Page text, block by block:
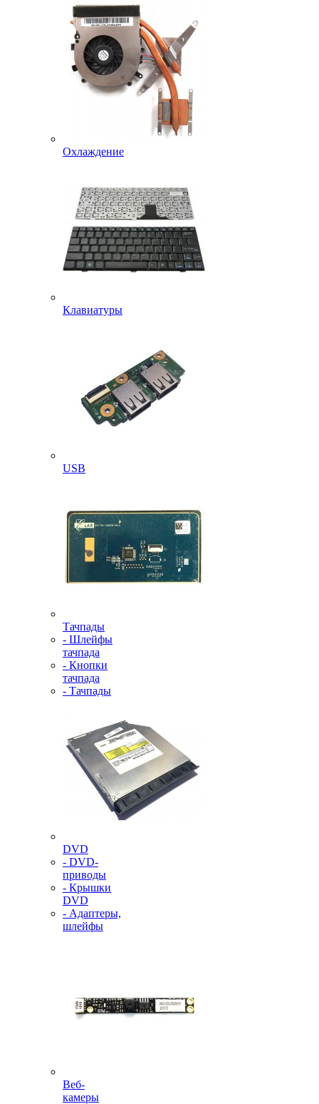
Охлаждение
Клавиатуры
USB
Тачпады
- Шлейфы
тачпада
- Кнопки
тачпада
- Тачпады
DVD
- DVD-
приводы
- Крышки
DVD
- Адаптеры,
шлейфы
Веб-
камеры